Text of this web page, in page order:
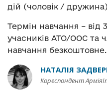
дій (чоловік /
Термін навчання – від
учасників АТО/ООС та
навчання безкоштовне.
НАТАЛІЯ
Кореспондент